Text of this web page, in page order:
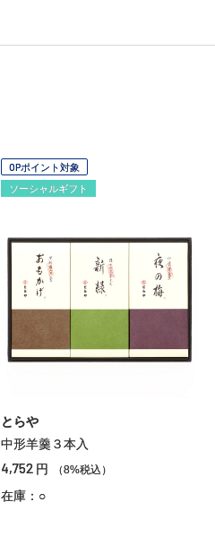
OPポイント対象
ソーシャルギフト
とらや
中形羊羹３本入
4,752 円 （8%税込）
在庫：○